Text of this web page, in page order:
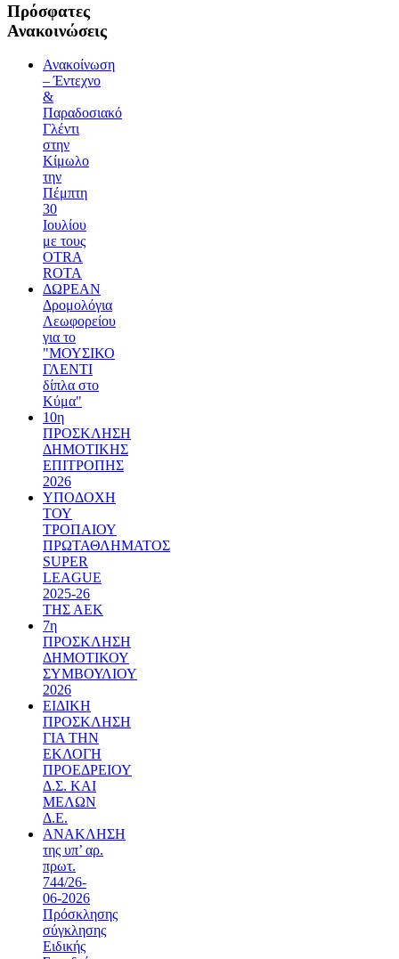
Πρόσφατες
Ανακοινώσεις
Ανακοίνωση
– Έντεχνο
&
Παραδοσιακό
Γλέντι
στην
Κίμωλο
την
Πέμπτη
30
Ιουλίου
με τους
OTRA
ROTA
ΔΩΡΕΑΝ
Δρομολόγια
Λεωφορείου
για το
"ΜΟΥΣΙΚΟ
ΓΛΕΝΤΙ
δίπλα στο
Κύμα"
10η
ΠΡΟΣΚΛΗΣΗ
ΔΗΜΟΤΙΚΗΣ
ΕΠΙΤΡΟΠΗΣ
2026
ΥΠΟΔΟΧΗ
ΤΟΥ
ΤΡΟΠΑΙΟΥ
ΠΡΩΤΑΘΛΗΜΑΤΟΣ
SUPER
LEAGUE
2025-26
ΤΗΣ ΑΕΚ
7η
ΠΡΟΣΚΛΗΣΗ
ΔΗΜΟΤΙΚΟΥ
ΣΥΜΒΟΥΛΙΟΥ
2026
ΕΙΔΙΚΗ
ΠΡΟΣΚΛΗΣΗ
ΓΙΑ ΤΗΝ
ΕΚΛΟΓΗ
ΠΡΟΕΔΡΕΙΟΥ
Δ.Σ. ΚΑΙ
ΜΕΛΩΝ
Δ.Ε.
ΑΝΑΚΛΗΣΗ
της υπ’ αρ.
πρωτ.
744/26-
06-2026
Πρόσκλησης
σύγκλησης
Ειδικής